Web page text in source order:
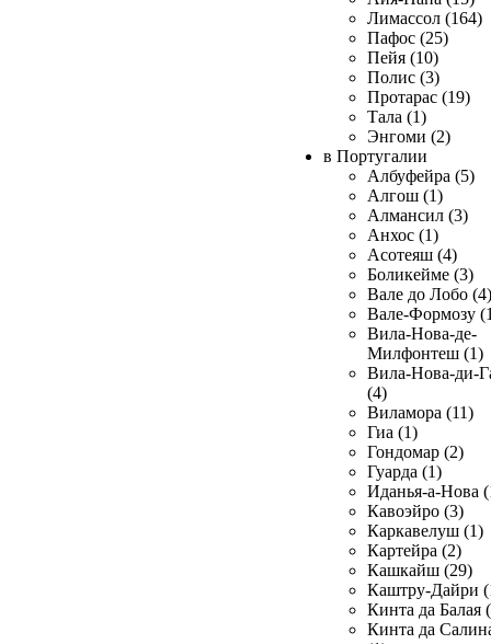
Лимассол (164)
Пафос (25)
Пейя (10)
Полис (3)
Протарас (19)
Тала (1)
Энгоми (2)
в Португалии
Албуфейра (5)
Алгош (1)
Алмансил (3)
Анхос (1)
Асотеяш (4)
Боликейме (3)
Вале до Лобо (4)
Вале-Формозу
Вила-Нова-де-
Милфонтеш (1)
Вила-Нова-ди-
(4)
Виламора (11)
Гиа (1)
Гондомар (2)
Гуарда (1)
Иданья-а-Нова
Кавоэйро (3)
Каркавелуш (1)
Картейра (2)
Кашкайш (29)
Каштру-Дайри
Кинта да Балая
Кинта да